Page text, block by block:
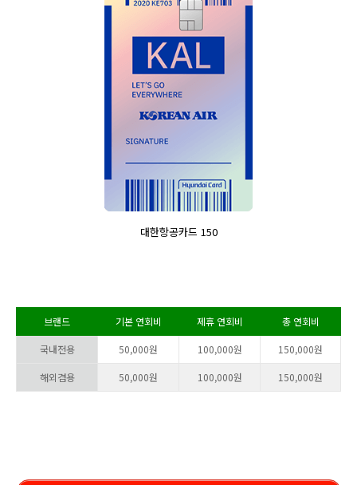
대한항공카드 150
브랜드 기본 연회비 제휴 연회비 총 연회비
국내전용 50,000원 100,000원 150,000원
해외겸용 50,000원 100,000원 150,000원